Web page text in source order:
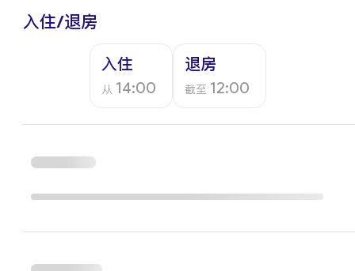
入住/退房
入住
从 14:00
退房
截至 12:00